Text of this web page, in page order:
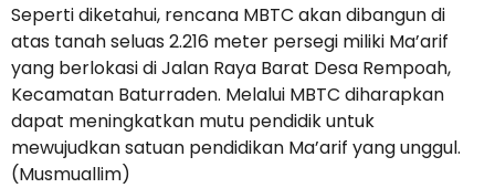
Seperti diketahui, rencana MBTC akan dibangun di
atas tanah seluas 2.216 meter persegi miliki Ma’arif
yang berlokasi di Jalan Raya Barat Desa Rempoah,
Kecamatan Baturraden. Melalui MBTC diharapkan
dapat meningkatkan mutu pendidik untuk
mewujudkan satuan pendidikan Ma’arif yang unggul.
(Musmuallim)